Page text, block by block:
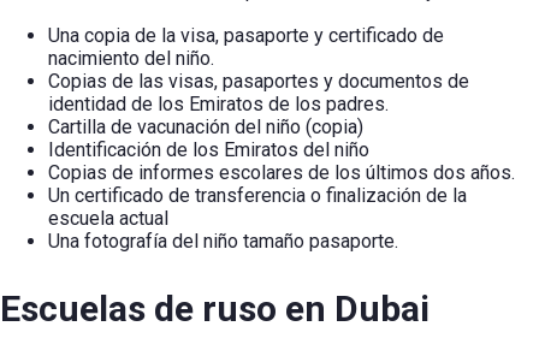
Una copia de la visa, pasaporte y certificado de
nacimiento del niño.
Copias de las visas, pasaportes y documentos de
identidad de los Emiratos de los padres.
Cartilla de vacunación del niño (copia)
Identificación de los Emiratos del niño
Copias de informes escolares de los últimos dos años.
Un certificado de transferencia o finalización de la
escuela actual
Una fotografía del niño tamaño pasaporte.
Escuelas de ruso en Dubai